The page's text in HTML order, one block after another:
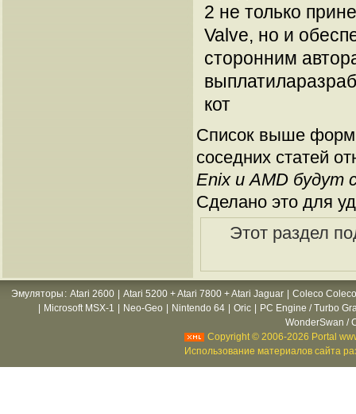
2 не только
Valve, но и
сторонним
кот
Список выше
соседних статей
Enix и AMD будут
Сделано это для
Этот раздел
Эмуляторы : Atari 2600 Atari 5200 + Atari 7800 + Atari Jaguar
Coleco
Microsoft MSX-1 Neo-Geo Nintendo 64 Oric
PC Engine / Turbo
WonderSwan /
Copyright © 2006-2026 Portal
Использование материалов сайта